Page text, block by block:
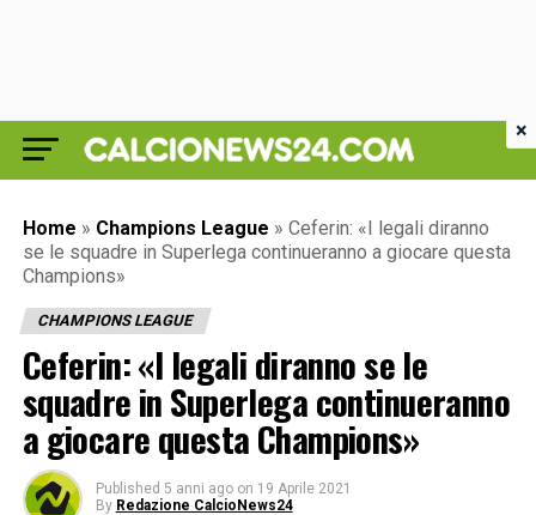
Home » Champions League » Ceferin: «I legali diranno
se le squadre in Superlega continueranno a giocare questa
Champions»
CHAMPIONS LEAGUE
Ceferin: «I legali diranno se le
squadre in Superlega continueranno
a giocare questa Champions»
Published 5 anni ago on 19 Aprile 2021
By Redazione CalcioNews24
×